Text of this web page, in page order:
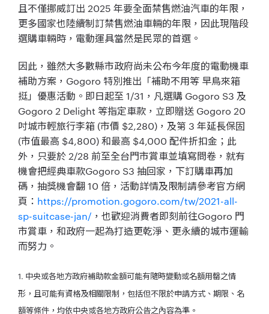
且不僅挪威訂出 2025 年要全面禁售燃油汽車的年限，
更多國家也陸續制訂禁售燃油車輛的年限，因此現階段
選購車輛時，電動運具當然是民眾的首選。
因此，雖然大多數縣市政府尚未公布今年度的電動機車
補助方案，Gogoro 特別推出「補助不用等 早鳥來箱
挺」優惠活動。即日起至 1/31，凡選購 Gogoro S3 及
Gogoro 2 Delight 等指定車款，立即贈送 Gogoro 20
吋城市輕旅行李箱 (市價 $2,280)，及第 3 年延長保固
(市值最高 $4,800) 和最高 $4,000 配件折扣金；此
外，只要於 2/28 前至全台門市賞車並填寫問卷，就有
機會把經典車款Gogoro S3 抽回家，下訂購車再加
碼，抽獎機會翻 10 倍，活動詳情及限制請參考官方網
頁： https://promotion.gogoro.com/tw/2021-all-
sp-suitcase-jan/ ，也歡迎消費者即刻前往Gogoro 門
市賞車，和政府一起為打造更乾淨、更永續的城市運輸
而努力。
1. 中央或各地方政府補助款金額可能有隨時變動或名額用罄之情
形，且可能有資格及相關限制，包括但不限於申請方式、期限、名
額等條件，均依中央或各地方政府公告之內容為準。